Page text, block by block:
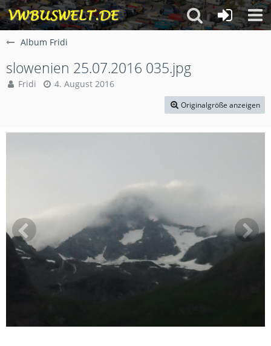
Album Fridi
slowenien 25.07.2016 035.jpg
Fridi 4. August 2016
Originalgröße anzeigen